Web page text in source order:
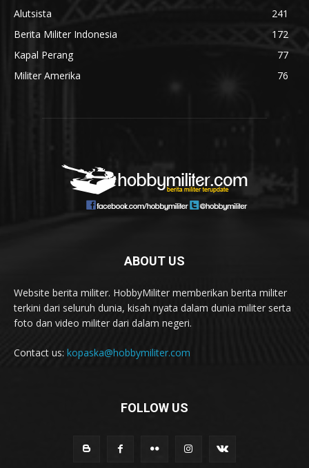
Alutsista
241
Berita Militer Indonesia
172
Kapal Perang
77
Militer Amerika
76
ABOUT US
Website berita militer. HobbyMiliter memberikan berita militer
terkini dari seluruh dunia, kisah nyata dalam dunia militer serta
foto dan video militer dari dalam negeri.
Contact us: kopaska@hobbymiliter.com
FOLLOW US